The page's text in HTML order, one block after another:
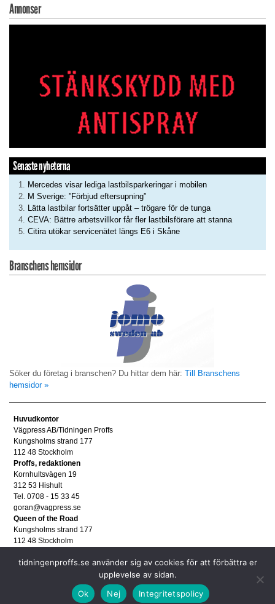
Annonser
Senaste nyheterna
Mercedes visar lediga lastbilsparkeringar i mobilen
M Sverige: ”Förbjud eftersupning”
Lätta lastbilar fortsätter uppåt – trögare för de tunga
CEVA: Bättre arbetsvillkor får fler lastbilsförare att stanna
Citira utökar servicenätet längs E6 i Skåne
Branschens hemsidor
Söker du företag i branschen? Du hittar dem här: Till Branschens
hemsidor »
Huvudkontor
Vägpress AB/Tidningen Proffs
Kungsholms strand 177
112 48 Stockholm
Proffs, redaktionen
Kornhultsvägen 19
312 53 Hishult
Tel. 0708 - 15 33 45
goran@vagpress.se
Queen of the Road
Kungsholms strand 177
112 48 Stockholm
Tel. 08 - 653 83 80
Personuppgifter/GDPR
tidningenproffs.se använder sig av cookies för att förbättra er
upplevelse av sidan.
Ok
Nej Integritetspolicy